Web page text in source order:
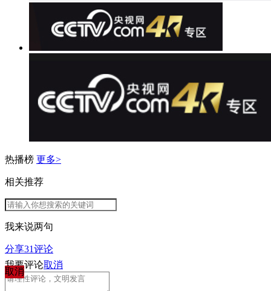
热播榜 更多>
相关推荐
我来说两句
分享31评论
取消
我要评论取消